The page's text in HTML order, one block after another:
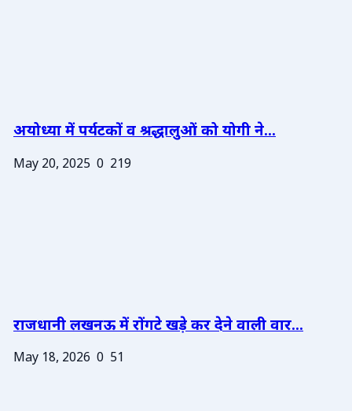
अयोध्या में पर्यटकों व श्रद्धालुओं को योगी ने...
May 20, 2025 0 219
राजधानी लखनऊ में रोंगटे खड़े कर देने वाली वार...
May 18, 2026 0 51